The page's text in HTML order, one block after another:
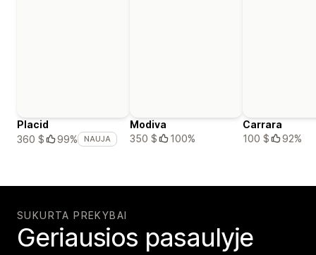
Placid
360 $
99% NAUJA
Modiva
350 $
100%
Carrara
100 $
92%
SUKURTA PREKYBAI
Geriausios pasaulyje